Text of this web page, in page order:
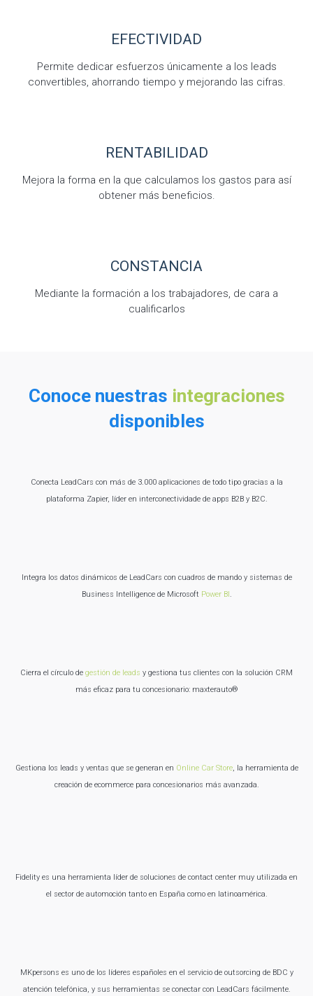
EFECTIVIDAD
Permite dedicar esfuerzos únicamente a los leads
convertibles, ahorrando tiempo y mejorando las cifras.
RENTABILIDAD
Mejora la forma en la que calculamos los gastos para así
obtener más beneficios.
CONSTANCIA
Mediante la formación a los trabajadores, de cara a
cualificarlos
Conoce nuestras integraciones
disponibles
Conecta LeadCars con más de 3.000 aplicaciones de todo tipo gracias a la
plataforma Zapier, líder en interconectividade de apps B2B y B2C.
Integra los datos dinámicos de LeadCars con cuadros de mando y sistemas de
Business Intelligence de Microsoft Power BI .
Cierra el círculo de gestión de leads y gestiona tus clientes con la solución CRM
más eficaz para tu concesionario: maxterauto®
Gestiona los leads y ventas que se generan en Online Car Store, la herramienta de
creación de ecommerce para concesionarios más avanzada.
Fidelity es una herramienta líder de soluciones de contact center muy utilizada en
el sector de automoción tanto en España como en latinoamérica.
MKpersons es uno de los líderes españoles en el servicio de outsorcing de BDC y
atención telefónica, y sus herramientas se conectar con LeadCars fácilmente.